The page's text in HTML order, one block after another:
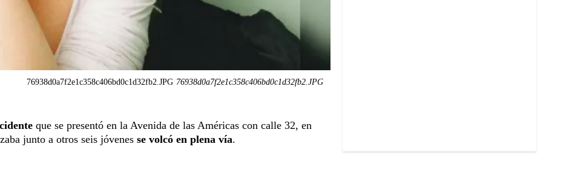
76938d0a7f2e1c358c406bd0c1d32fb2.JPG 76938d0a7f2e1c358c406bd0c1d32fb2.JPG
que se presentó en la Avenida de las Américas con calle 32, en
junto a otros seis jóvenes se volcó en plena vía.